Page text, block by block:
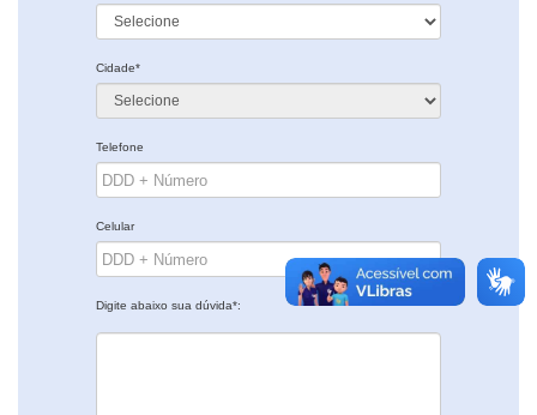
Cidade*
Telefone
Celular
Digite abaixo sua dúvida*: